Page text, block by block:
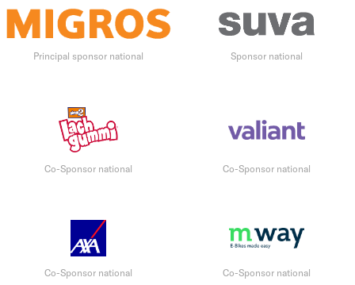
Principal sponsor national Sponsor national
Co-Sponsor national Co-Sponsor national
Co-Sponsor national Co-Sponsor national